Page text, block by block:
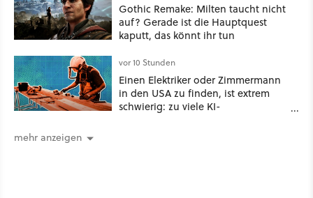
Gothic Remake: Milten taucht nicht
auf? Gerade ist die Hauptquest
kaputt, das könnt ihr tun
vor 10 Stunden
Einen Elektriker oder Zimmermann
in den USA zu finden, ist extrem
schwierig: zu viele KI-
mehr anzeigen